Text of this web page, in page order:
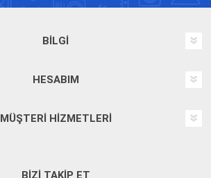
BILGI
HESABIM
MÜŞTERI HIZMETLERI
BIZI TAKIP ET